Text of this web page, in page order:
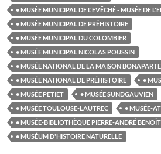
• MUSÉE MUNICIPAL DE L'EVÊCHÉ - MUSÉE DE
• MUSÉE MUNICIPAL DE PRÉHISTOIRE
• MUSÉE MUNICIPAL DU COLOMBIER
• MUSÉE MUNICIPAL NICOLAS POUSSIN
• MUSÉE NATIONAL DE LA MAISON BONAPARTE
• MUSÉE NATIONAL DE PRÉHISTOIRE
•
• MUSÉE PETIET
• MUSÉE SUNDGAUVIEN
• MUSÉE TOULOUSE-LAUTREC
• MUSÉE-
• MUSÉE-BIBLIOTHÈQUE PIERRE-ANDRÉ BENOÎT
• MUSÉUM D'HISTOIRE NATURELLE